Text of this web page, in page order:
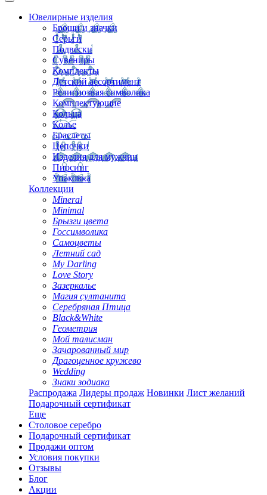
Ювелирные изделия
Броши и значки
Серьги
Подвески
Сувениры
Комплекты
Детский ассортимент
Религиозная символика
Комплектующие
Кольца
Колье
Браслеты
Цепочки
Изделия для мужчин
Пирсинг
Упаковка
Коллекции
Mineral
Minimal
Брызги цвета
Госсимволика
Самоцветы
Летний сад
My Darling
Love Story
Зазеркалье
Магия султанита
Серебряная Птица
Black&White
Геометрия
Мой талисман
Зачарованный мир
Драгоценное кружево
Wedding
Знаки зодиака
Распродажа Лидеры продаж Новинки Лист желаний
Подарочный сертификат
Еще
Столовое серебро
Подарочный сертификат
Продажи оптом
Условия покупки
Отзывы
Блог
Акции